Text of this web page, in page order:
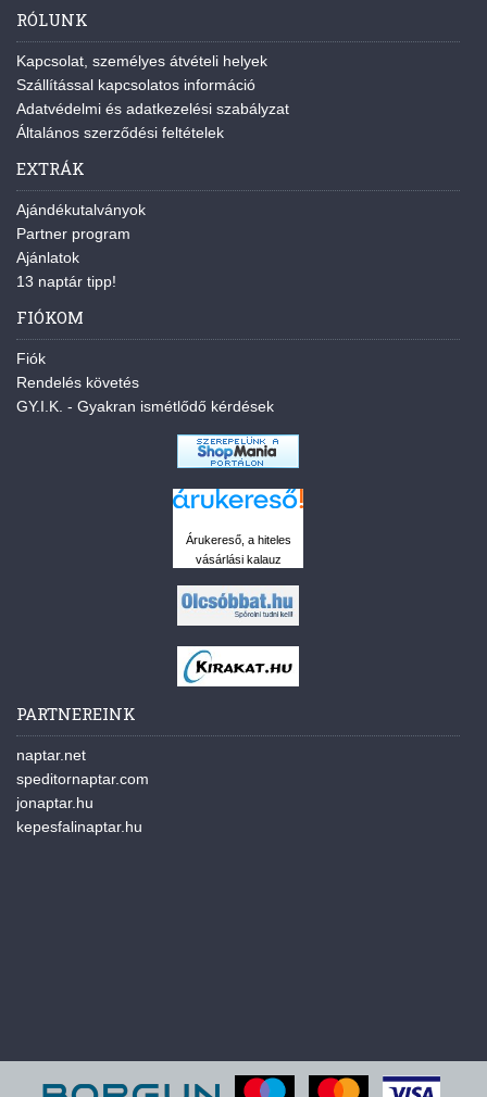
RÓLUNK
Kapcsolat, személyes átvételi helyek
Szállítással kapcsolatos információ
Adatvédelmi és adatkezelési szabályzat
Általános szerződési feltételek
EXTRÁK
Ajándékutalványok
Partner program
Ajánlatok
13 naptár tipp!
FIÓKOM
Fiók
Rendelés követés
GY.I.K. - Gyakran ismétlődő kérdések
Árukereső, a hiteles
vásárlási kalauz
PARTNEREINK
naptar.net
speditornaptar.com
jonaptar.hu
kepesfalinaptar.hu